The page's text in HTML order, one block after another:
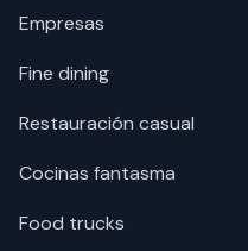
Empresas
Fine dining
Restauración casual
Cocinas fantasma
Food trucks